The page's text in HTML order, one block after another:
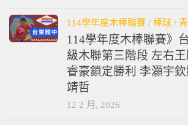
114學年度木棒聯賽 / 棒球 /
114學年度木棒聯賽》
級木聯第三階段 左右
睿豪鎖定勝利 李灝宇
靖哲
12 2 月, 2026